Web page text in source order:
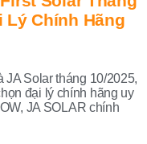
Lý Chính Hãng
JA Solar tháng 10/2025,
đại lý chính hãng uy
JA SOLAR chính